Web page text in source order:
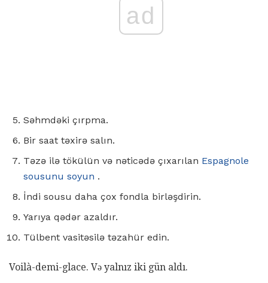
ad
Səhmdəki çırpma.
Bir saat təxirə salın.
Təzə ilə tökülün və nəticədə çıxarılan Espagnole
sousunu soyun .
İndi sousu daha çox fondla birləşdirin.
Yarıya qədər azaldır.
Tülbent vasitəsilə təzahür edin.
Voilà-demi-glace. Və yalnız iki gün aldı.